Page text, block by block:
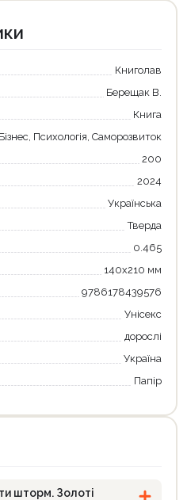
Книголав
Берещак В.
Книга
Бізнес, Психологія, Саморозвиток
200
2024
Українська
Тверда
0.465
140х210 мм
9786178439576
Унісекс
дорослі
Україна
Папір
шторм. Золоті